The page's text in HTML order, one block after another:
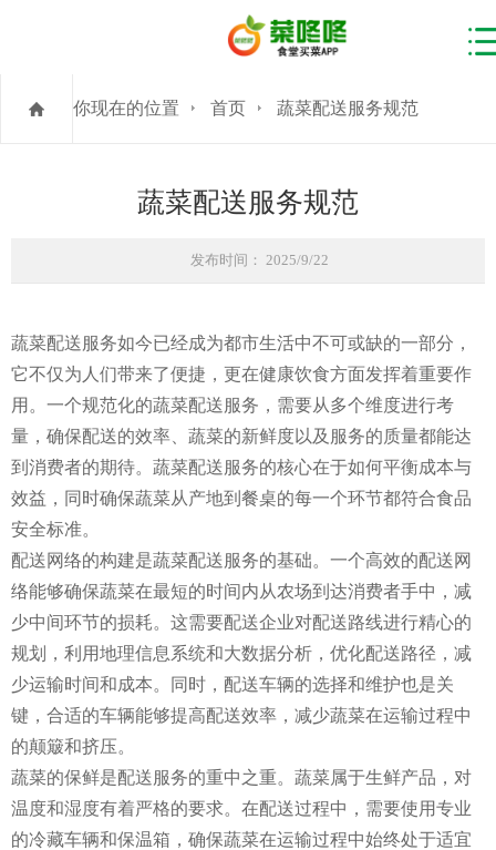
你现在的位置 首页 蔬菜配送服务规范
蔬菜配送服务规范
发布时间： 2025/9/22
蔬菜配送服务如今已经成为都市生活中不可或缺的一部分，
它不仅为人们带来了便捷，更在健康饮食方面发挥着重要作
用。一个规范化的蔬菜配送服务，需要从多个维度进行考
量，确保配送的效率、蔬菜的新鲜度以及服务的质量都能达
到消费者的期待。蔬菜配送服务的核心在于如何平衡成本与
效益，同时确保蔬菜从产地到餐桌的每一个环节都符合食品
安全标准。
配送网络的构建是蔬菜配送服务的基础。一个高效的配送网
络能够确保蔬菜在最短的时间内从农场到达消费者手中，减
少中间环节的损耗。这需要配送企业对配送路线进行精心的
规划，利用地理信息系统和大数据分析，优化配送路径，减
少运输时间和成本。同时，配送车辆的选择和维护也是关
键，合适的车辆能够提高配送效率，减少蔬菜在运输过程中
的颠簸和挤压。
蔬菜的保鲜是配送服务的重中之重。蔬菜属于生鲜产品，对
温度和湿度有着严格的要求。在配送过程中，需要使用专业
的冷藏车辆和保温箱，确保蔬菜在运输过程中始终处于适宜